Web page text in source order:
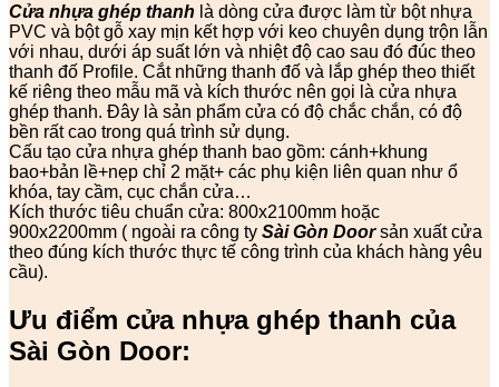
Cửa nhựa ghép thanh là dòng cửa được làm từ bột nhựa
PVC và bột gỗ xay mịn kết hợp với keo chuyên dụng trộn lẫn
với nhau, dưới áp suất lớn và nhiệt độ cao sau đó đúc theo
thanh đố Profile. Cắt những thanh đố và lắp ghép theo thiết
kế riêng theo mẫu mã và kích thước nên gọi là cửa nhựa
ghép thanh. Đây là sản phẩm cửa có độ chắc chắn, có độ
bền rất cao trong quá trình sử dụng.
Cấu tạo cửa nhựa ghép thanh bao gồm: cánh+khung
bao+bản lề+nẹp chỉ 2 mặt+ các phụ kiện liên quan như ổ
khóa, tay cầm, cục chắn cửa…
Kích thước tiêu chuẩn cửa: 800x2100mm hoặc
900x2200mm ( ngoài ra công ty Sài Gòn Doorsản xuất cửa
theo đúng kích thước thực tế công trình của khách hàng yêu
cầu).
Ưu điểm cửa nhựa ghép thanh của
Sài Gòn Door: